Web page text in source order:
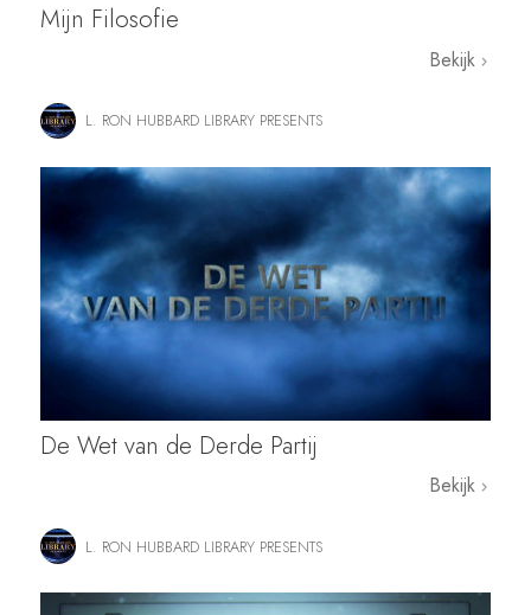
Mijn Filosofie
Bekijk
L. RON HUBBARD LIBRARY PRESENTS
De Wet van de Derde Partij
Bekijk
L. RON HUBBARD LIBRARY PRESENTS